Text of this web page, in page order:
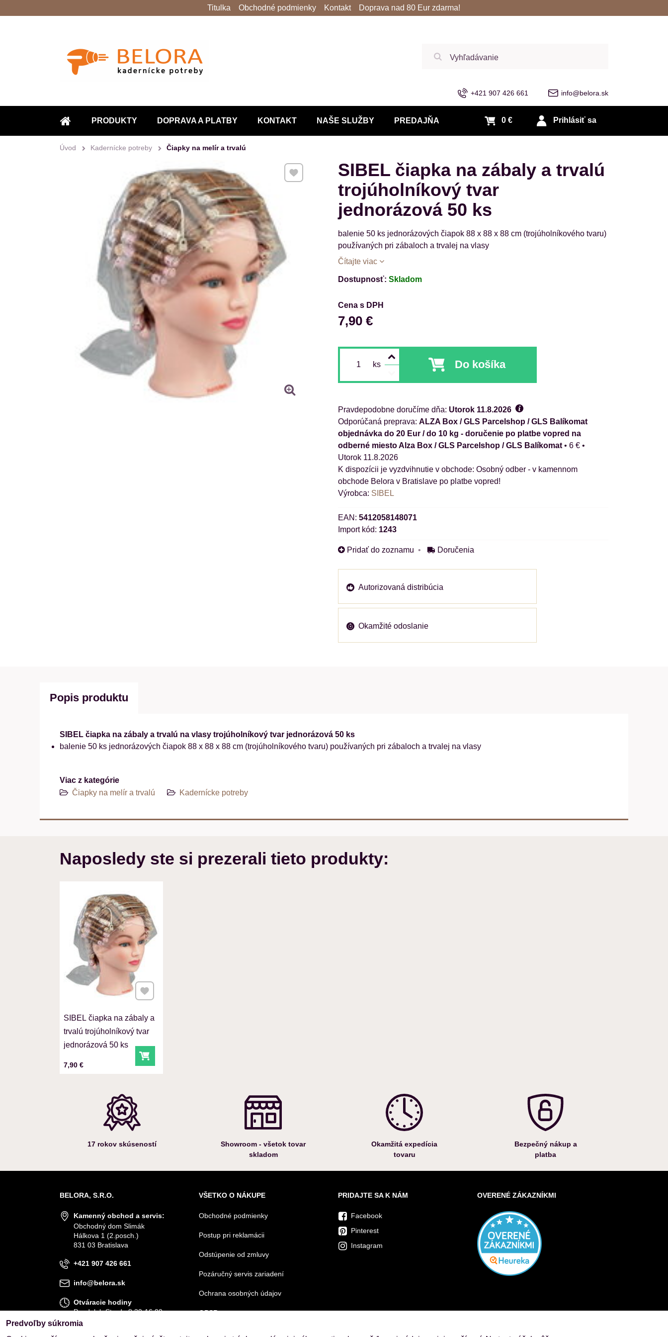
ÚVOD
PRODUKTY DOPRAVA A PLATBY KONTAKT NAŠE SLUŽBY PREDAJŇA
+421 907 426 661 info@belora.sk
Prihlásiť sa
0 €
Titulka Obchodné podmienky Kontakt Doprava nad 80 Eur zdarma!
Úvod Kadernícke potreby Čiapky na melír a trvalú
SIBEL čiapka na zábaly a trvalú
trojúholníkový tvar
jednorázová 50 ks
balenie 50 ks jednorázových čiapok 88 x 88 x 88 cm (trojúholníkového tvaru)
používaných pri zábaloch a trvalej na vlasy
Čítajte viac
Pridať k Obľúbeným
Dostupnosť: Skladom
Cena s DPH
7,90 €
ks Do košíka
Pravdepodobne doručíme dňa: Utorok11.8.2026
ALZA Box / GLS Parcelshop / GLS Balíkomat
objednávka do 20 Eur / do 10 kg - doručenie po platbe vopred na
odberné miesto Alza Box / GLS Parcelshop / GLS Balíkomat• 6 € •
Utorok11.8.2026
Osobný odber - v kamennom
obchode Belora v Bratislave po platbe vopred!
Výrobca: SIBEL
EAN: 5412058148071
Import kód: 1243
Pridať do zoznamu Doručenia
Autorizovaná distribúcia
Okamžité odoslanie
Popis produktu
SIBEL čiapka na zábaly a trvalú na vlasy trojúholníkový tvar jednorázová 50 ks
balenie 50 ks jednorázových čiapok 88 x 88 x 88 cm (trojúholníkového tvaru) používaných pri zábaloch a trvalej na vlasy
Viac z kategórie
Čiapky na melír a trvalú
Kadernícke potreby
Naposledy ste si prezerali tieto produkty:
SIBEL čiapka na zábaly a
trvalú trojúholníkový tvar
jednorázová 50 ks
Cena s DPH
7,90 € Do košíka
Pridať k Obľúbeným
17 rokov skúseností
Showroom - všetok tovar
skladom
Okamžitá expedícia
tovaru
Bezpečný nákup a
platba
BELORA, S.R.O.
Kamenný obchod a servis:
Obchodný dom Slimák
Hálkova 1 (2.posch.)
831 03 Bratislava
+421 907 426 661
info@belora.sk
Otváracie hodiny
Pondelok-Streda 8.30-16.00
Štvrtok-Piatok 8.30-15.00
VŠETKO O NÁKUPE
Obchodné podmienky
Postup pri reklamácii
Odstúpenie od zmluvy
Pozáručný servis zariadení
Ochrana osobných údajov
GPSR
PRIDAJTE SA K NÁM
Facebook
Pinterest
Instagram
OVERENÉ ZÁKAZNÍKMI
Predvoľby súkromia